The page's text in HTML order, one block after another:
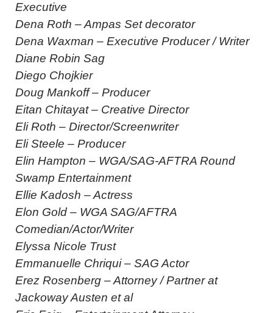
Executive
Dena Roth – Ampas Set decorator
Dena Waxman – Executive Producer / Writer
Diane Robin Sag
Diego Chojkier
Doug Mankoff – Producer
Eitan Chitayat – Creative Director
Eli Roth – Director/Screenwriter
Eli Steele – Producer
Elin Hampton – WGA/SAG-AFTRA Round
Swamp Entertainment
Ellie Kadosh – Actress
Elon Gold – WGA SAG/AFTRA
Comedian/Actor/Writer
Elyssa Nicole Trust
Emmanuelle Chriqui – SAG Actor
Erez Rosenberg – Attorney / Partner at
Jackoway Austen et al